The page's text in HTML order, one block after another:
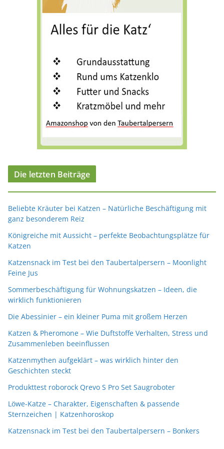
Die letzten Beiträge
Beliebte Kräuter bei Katzen – Natürliche Beschäftigung mit
ganz besonderem Reiz
Königreiche mit Aussicht – perfekte Beobachtungsplätze für
Katzen
Katzensnack im Test bei den Taubertalpersern – Moonlight
Feine Jus
Sommerbeschäftigung für Wohnungskatzen – Ideen, die
wirklich funktionieren
Die Abessinier – ein kleiner Puma mit großem Herzen
Katzen & Pheromone – Wie Duftstoffe Verhalten, Stress und
Zusammenleben beeinflussen
Katzenmythen aufgeklärt – was wirklich hinter den
Geschichten steckt
Produkttest roborock Qrevo S Pro Set Saugroboter
Löwe-Katze – Charakter, Eigenschaften & passende
Sternzeichen | Katzenhoroskop
Katzensnack im Test bei den Taubertalpersern – Bonkers